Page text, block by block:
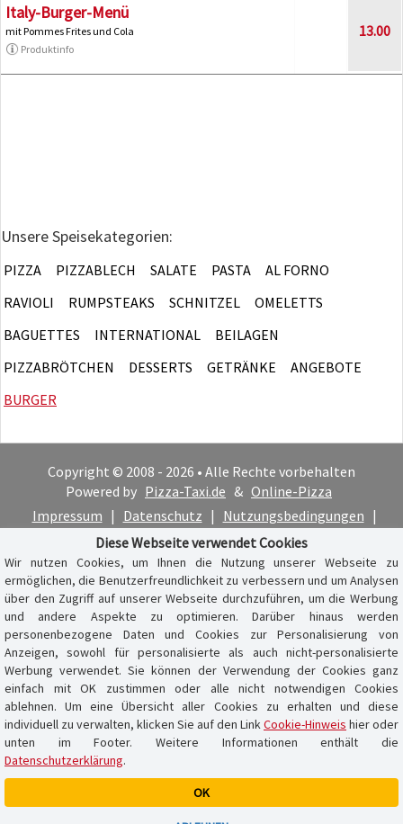
Italy-Burger-Menü
mit Pommes Frites und Cola
Produktinfo
13.00
Unsere Speisekategorien:
PIZZA PIZZABLECH SALATE PASTA
AL FORNO
RAVIOLI
RUMPSTEAKS SCHNITZEL
OMELETTS
BAGUETTES
INTERNATIONAL
BEILAGEN
PIZZABRÖTCHEN
DESSERTS GETRÄNKE
ANGEBOTE
BURGER
Copyright © 2008 - 2026 • Alle Rechte vorbehalten
Powered by Pizza-Taxi.de & Online-Pizza
Impressum | Datenschutz | Nutzungsbedingungen |
Cookie-Hinweis
Diese Webseite verwendet Cookies
Wir nutzen Cookies, um Ihnen die Nutzung unserer Webseite zu
ermöglichen, die Benutzerfreundlichkeit zu verbessern und um Analysen
über den Zugriff auf unserer Webseite durchzuführen, um die Werbung
und andere Aspekte zu optimieren. Darüber hinaus werden
personenbezogene Daten und Cookies zur Personalisierung von
Anzeigen, sowohl für personalisierte als auch nicht-personalisierte
Werbung verwendet. Sie können der Verwendung der Cookies ganz
einfach mit OK zustimmen oder alle nicht notwendigen Cookies
ablehnen. Um eine Übersicht aller Cookies zu erhalten und diese
individuell zu verwalten, klicken Sie auf den LinkCookie-Hinweis hier oder
unten im Footer. Weitere Informationen enthält die
Datenschutzerklärung.
OK